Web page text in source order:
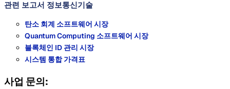
관련 보고서 정보통신기술
탄소 회계 소프트웨어 시장
Quantum Computing 소프트웨어 시장
블록체인 ID 관리 시장
시스템 통합 가격표
사업 문의: